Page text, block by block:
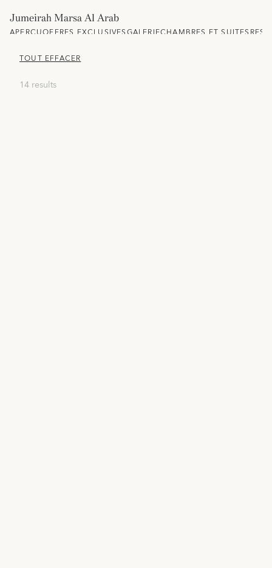
Jumeirah Marsa Al Arab
APERÇUOFFRES EXCLUSIVESGALERIECHAMBRES ET SUITES
TOUT EFFACER
14 results